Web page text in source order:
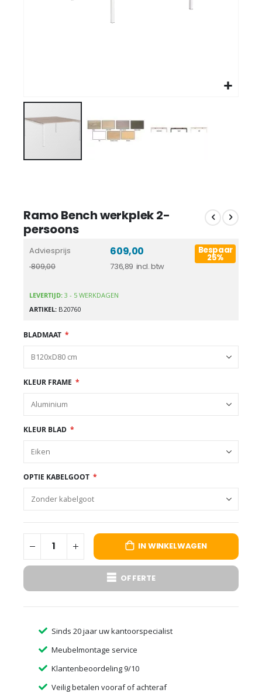
Ramo Bench werkplek 2-
persoons
Adviesprijs
809,00 736,89
609,00 Bespaar
25%
LEVERTIJD: 3 - 5 WERKDAGEN
ARTIKEL B20760
BLADMAAT
KLEUR FRAME
KLEUR BLAD
OPTIE KABELGOOT
IN WINKELWAGEN
OFFERTE
Sinds 20 jaar uw kantoorspecialist
Meubelmontage service
Klantenbeoordeling 9/10
Veilig betalen vooraf of achteraf